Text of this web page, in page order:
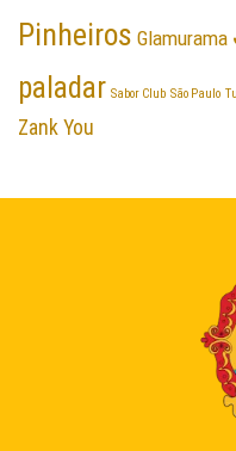
Pinheiros Glamurama
paladar Sabor Club São Paulo
Zank You